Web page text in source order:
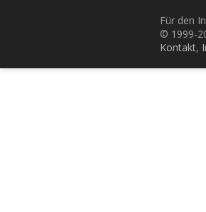
Für den
© 1999-
Kontakt,